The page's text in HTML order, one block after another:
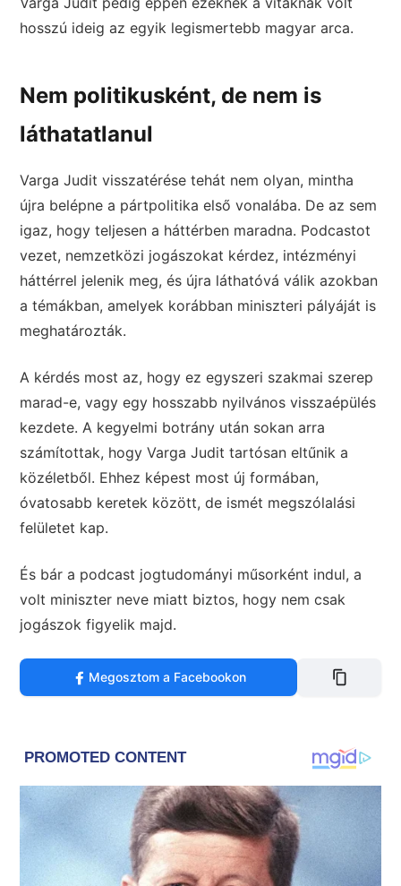
hosszú ideig az egyik legismertebb magyar arca.
Nem politikusként, de nem is
láthatatlanul
Varga Judit visszatérése tehát nem olyan, mintha
újra belépne a pártpolitika első vonalába. De az sem
igaz, hogy teljesen a háttérben maradna. Podcastot
vezet, nemzetközi jogászokat kérdez, intézményi
háttérrel jelenik meg, és újra láthatóvá válik azokban
a témákban, amelyek korábban miniszteri pályáját is
meghatározták.
A kérdés most az, hogy ez egyszeri szakmai szerep
marad-e, vagy egy hosszabb nyilvános visszaépülés
kezdete. A kegyelmi botrány után sokan arra
számítottak, hogy Varga Judit tartósan eltűnik a
közéletből. Ehhez képest most új formában,
óvatosabb keretek között, de ismét megszólalási
felületet kap.
És bár a podcast jogtudományi műsorként indul, a
volt miniszter neve miatt biztos, hogy nem csak
jogászok figyelik majd.
Megosztom a Facebookon